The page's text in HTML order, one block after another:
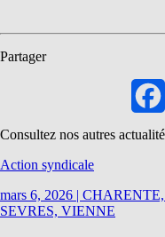
Partager
Consultez nos autres
Action syndicale
mars 6, 2026 |
SEVRES, VIENNE